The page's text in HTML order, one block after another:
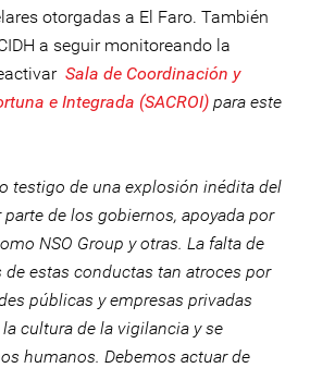
otorgadas a El Faro. También
a seguir monitoreando la
Sala de Coordinación y
e Integrada (SACROI) para este
testigo de una explosión inédita del
de los gobiernos, apoyada por
NSO Group y otras. La falta de
estas conductas tan atroces por
públicas y empresas privadas
cultura de la vigilancia y se
humanos. Debemos actuar de